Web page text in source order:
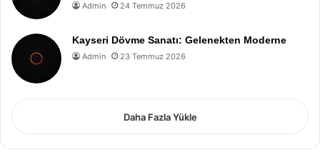
Admin 24 Temmuz 2026
Kayseri Dövme Sanatı: Gelenekten Moderne
Admin 23 Temmuz 2026
Daha Fazla Yükle